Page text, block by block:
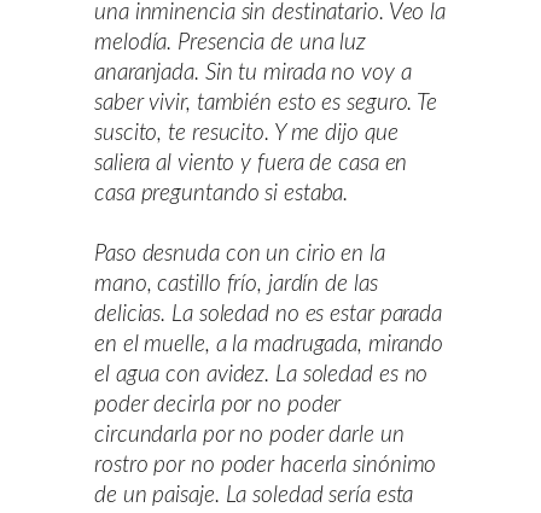
una inminencia sin destinatario. Veo la
melodía. Presencia de una luz
anaranjada. Sin tu mirada no voy a
saber vivir, también esto es seguro. Te
suscito, te resucito. Y me dijo que
saliera al viento y fuera de casa en
casa preguntando si estaba.
Paso desnuda con un cirio en la
mano, castillo frío, jardín de las
delicias. La soledad no es estar parada
en el muelle, a la madrugada, mirando
el agua con avidez. La soledad es no
poder decirla por no poder
circundarla por no poder darle un
rostro por no poder hacerla sinónimo
de un paisaje. La soledad sería esta